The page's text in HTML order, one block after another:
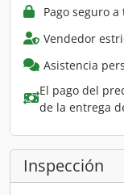
Pago seguro
Vendedor
Asistencia
El pago del
de la entrega
Inspección